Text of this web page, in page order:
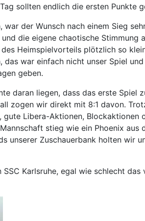
sollten endlich die ersten Punkte
der Wunsch nach einem Sieg
die eigene chaotische Stimmung
Heimspielvorteils plötzlich so
war einfach nicht unser Spiel
geben.
daran liegen, dass das erste Spiel
zogen wir direkt mit 8:1 davon.
Libera-Aktionen, Blockaktionen
stieg wie ein Phoenix aus
unserer Zuschauerbank holten wir
Karlsruhe, egal wie schlecht das